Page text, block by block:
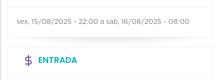
sex, 15/08/2025 - 22:00 a sab, 16/08/2025 - 08:00
ENTRADA